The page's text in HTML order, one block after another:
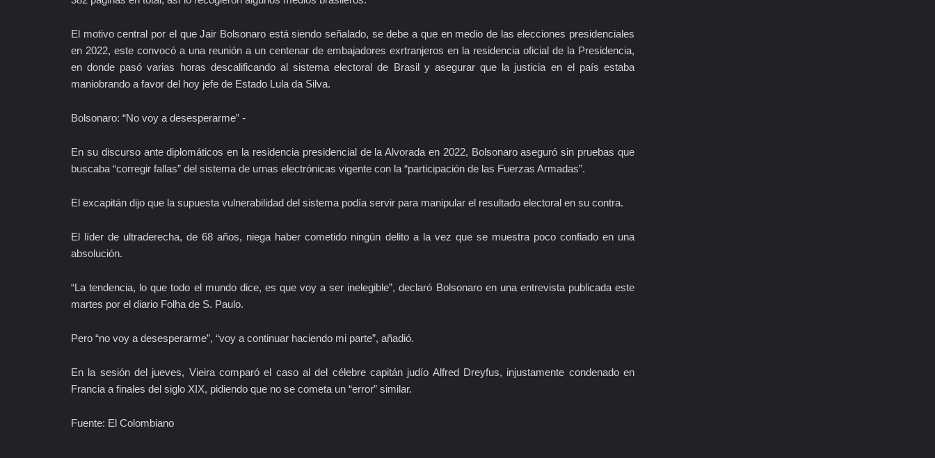
El motivo central por el que Jair Bolsonaro está siendo señalado, se debe a que en medio de las elecciones presidenciales
en 2022, este convocó a una reunión a un centenar de embajadores exrtranjeros en la residencia oficial de la Presidencia,
en donde pasó varias horas descalificando al sistema electoral de Brasil y asegurar que la justicia en el país estaba
maniobrando a favor del hoy jefe de Estado Lula da Silva.
Bolsonaro: “No voy a desesperarme” -
En su discurso ante diplomáticos en la residencia presidencial de la Alvorada en 2022, Bolsonaro aseguró sin pruebas que
buscaba “corregir fallas” del sistema de urnas electrónicas vigente con la “participación de las Fuerzas Armadas”.
El excapitán dijo que la supuesta vulnerabilidad del sistema podía servir para manipular el resultado electoral en su contra.
El líder de ultraderecha, de 68 años, niega haber cometido ningún delito a la vez que se muestra poco confiado en una
absolución.
“La tendencia, lo que todo el mundo dice, es que voy a ser inelegible”, declaró Bolsonaro en una entrevista publicada este
martes por el diario Folha de S. Paulo.
Pero “no voy a desesperarme”, “voy a continuar haciendo mi parte”, añadió.
En la sesión del jueves, Vieira comparó el caso al del célebre capitán judío Alfred Dreyfus, injustamente condenado en
Francia a finales del siglo XIX, pidiendo que no se cometa un “error” similar.
Fuente: El Colombiano